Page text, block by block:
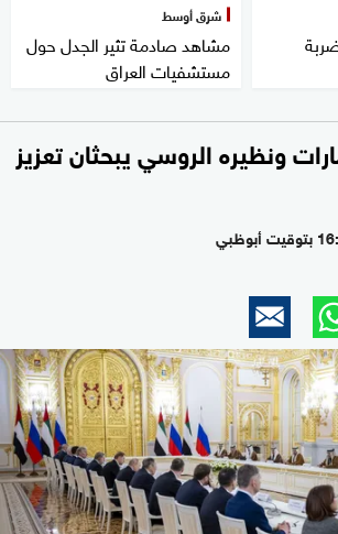
شرق أوسط
مشاهد صادمة تثير الجدل حول
مستشفيات العراق
ونظيره الروسي يبحثان تعزيز